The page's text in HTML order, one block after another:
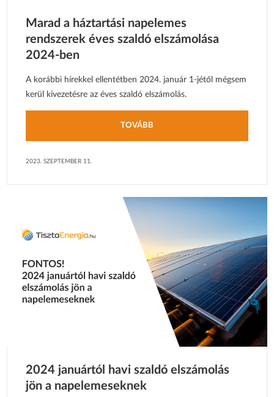
Marad a háztartási napelemes
rendszerek éves szaldó elszámolása
2024-ben
A korábbi hírekkel ellentétben 2024. január 1-jétől mégsem
kerül kivezetésre az éves szaldó elszámolás.
TOVÁBB
2023. SZEPTEMBER 11.
2024 januártól havi szaldó elszámolás
jön a napelemeseknek